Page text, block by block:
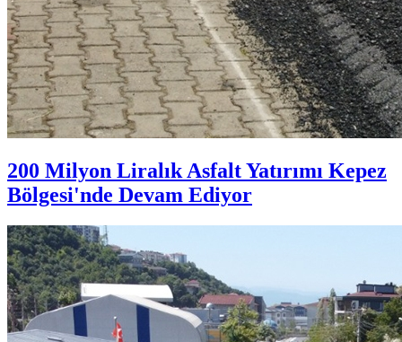
200 Milyon Liralık Asfalt Yatırımı Kepez
Bölgesi'nde Devam Ediyor